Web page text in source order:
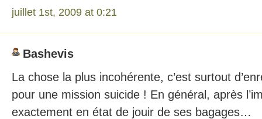
juillet 1st, 2009 at 0:21
Bashevis
La chose la plus incohérente, c’est surtout
pour une mission suicide ! En général, après
exactement en état de jouir de ses bagages…